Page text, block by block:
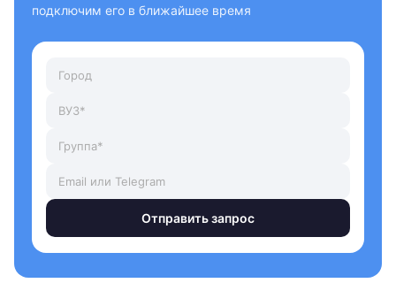
подключим его в ближайшее время
Отправить запрос